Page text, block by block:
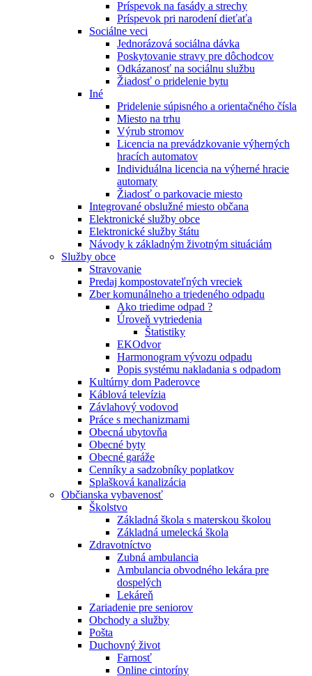
Príspevok na fasády a strechy
Príspevok pri narodení dieťaťa
Sociálne veci
Jednorázová sociálna dávka
Poskytovanie stravy pre dôchodcov
Odkázanosť na sociálnu službu
Žiadosť o pridelenie bytu
Iné
Pridelenie súpisného a orientačného čísla
Miesto na trhu
Výrub stromov
Licencia na prevádzkovanie výherných
hracích automatov
Individuálna licencia na výherné hracie
automaty
Žiadosť o parkovacie miesto
Integrované obslužné miesto občana
Elektronické služby obce
Elektronické služby štátu
Návody k základným životným situáciám
Služby obce
Stravovanie
Predaj kompostovateľných vreciek
Zber komunálneho a triedeného odpadu
Ako triedime odpad ?
Úroveň vytriedenia
Štatistiky
EKOdvor
Harmonogram vývozu odpadu
Popis systému nakladania s odpadom
Kultúrny dom Paderovce
Káblová televízia
Závlahový vodovod
Práce s mechanizmami
Obecná ubytovňa
Obecné byty
Obecné garáže
Cenníky a sadzobníky poplatkov
Splašková kanalizácia
Občianska vybavenosť
Školstvo
Základná škola s materskou školou
Základná umelecká škola
Zdravotníctvo
Zubná ambulancia
Ambulancia obvodného lekára pre
dospelých
Lekáreň
Zariadenie pre seniorov
Obchody a služby
Pošta
Duchovný život
Farnosť
Online cintoríny